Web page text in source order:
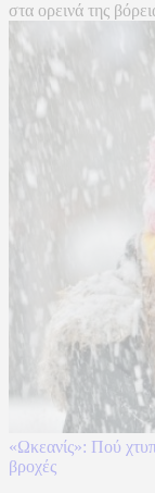
στα ορεινά της
«Ωκεανίς»: Πού
βροχές